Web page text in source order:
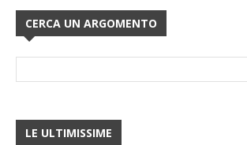
CERCA UN ARGOMENTO
LE ULTIMISSIME